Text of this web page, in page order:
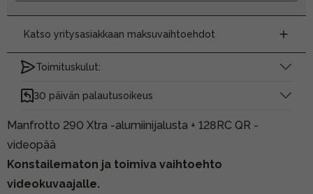
Katso yritysasiakkaan maksuvaihtoehdot
Toimituskulut:
30 päivän palautusoikeus
Manfrotto 290 Xtra -alumiinijalusta + 128RC QR -
videopää
Konstailematon ja toimiva vaihtoehto
videokuvaajalle.